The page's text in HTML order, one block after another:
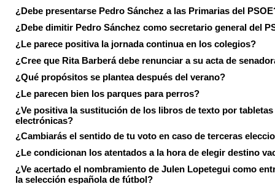
¿Debe presentarse Pedro Sánchez a las Primarias del
¿Debe dimitir Pedro Sánchez como secretario general del
¿Le parece positiva la jornada continua en los colegios?
¿Cree que Rita Barberá debe renunciar a su acta de
¿Qué propósitos se plantea después del verano?
¿Le parecen bien los parques para perros?
¿Ve positiva la sustitución de los libros de texto por tabletas
electrónicas?
¿Cambiarás el sentido de tu voto en caso de terceras
¿Le condicionan los atentados a la hora de elegir destino
¿Ve acertado el nombramiento de Julen Lopetegui como
la selección española de fútbol?